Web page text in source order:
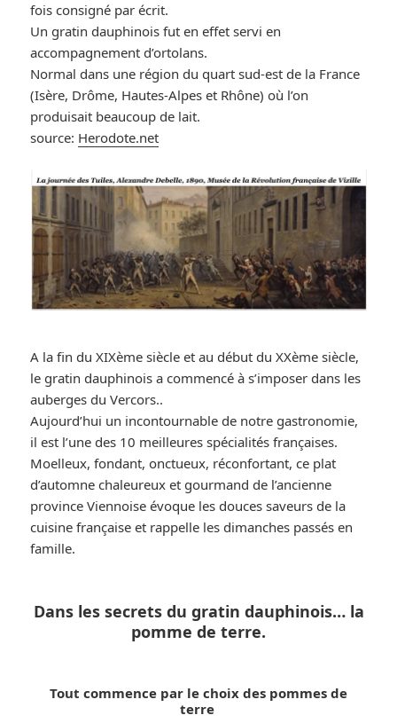
fois consigné par écrit.
Un gratin dauphinois fut en effet servi en
accompagnement d’ortolans.
Normal dans une région du quart sud-est de la France
(Isère, Drôme, Hautes-Alpes et Rhône) où l’on
produisait beaucoup de lait.
source: Herodote.net
A la fin du XIXème siècle et au début du XXème siècle,
le gratin dauphinois a commencé à s’imposer dans les
auberges du Vercors..
Aujourd’hui un incontournable de notre gastronomie,
il est l’une des 10 meilleures spécialités françaises.
Moelleux, fondant, onctueux, réconfortant, ce plat
d’automne chaleureux et gourmand de l’ancienne
province Viennoise évoque les douces saveurs de la
cuisine française et rappelle les dimanches passés en
famille.
Dans les secrets du gratin dauphinois… la
pomme de terre.
Tout commence par le choix des pommes de
terre